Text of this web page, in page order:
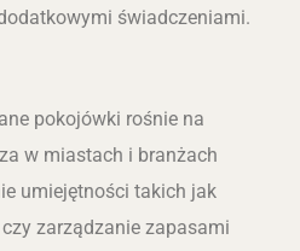
świadczeniami.
pokojówki rośnie na
w miastach i branżach
umiejętności takich jak
zarządzanie zapasami